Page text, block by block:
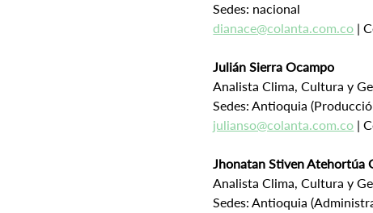
Sedes: nacional
dianace@colanta.com.co |
Julián Sierra Ocampo
Analista Clima, Cultura y
Sedes: Antioquia
julianso@colanta.com.co |
Jhonatan Stiven Atehortúa
Analista Clima, Cultura y
Sedes: Antioquia